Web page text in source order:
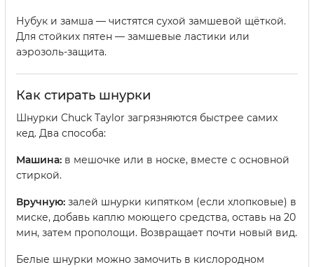
Нубук и замша — чистятся сухой замшевой щёткой.
Для стойких пятен — замшевые ластики или
аэрозоль-защита.
Как стирать шнурки
Шнурки Chuck Taylor загрязняются быстрее самих
кед. Два способа:
Машина: в мешочке или в носке, вместе с основной
стиркой.
Вручную: залей шнурки кипятком (если хлопковые) в
миске, добавь каплю моющего средства, оставь на 20
мин, затем прополощи. Возвращает почти новый вид.
Белые шнурки можно замочить в кислородном